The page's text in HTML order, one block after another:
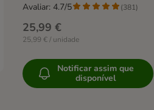
25,99 €
25,99 € / unidade
Avaliar: 4.7/5 (381)
Notificar assim que
disponível